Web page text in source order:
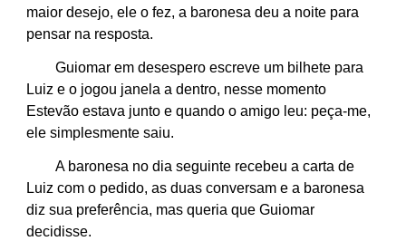
maior desejo, ele o fez, a baronesa deu a noite para
pensar na resposta.
Guiomar em desespero escreve um bilhete para
Luiz e o jogou janela a dentro, nesse momento
Estevão estava junto e quando o amigo leu: peça-me,
ele simplesmente saiu.
A baronesa no dia seguinte recebeu a carta de
Luiz com o pedido, as duas conversam e a baronesa
diz sua preferência, mas queria que Guiomar
decidisse.